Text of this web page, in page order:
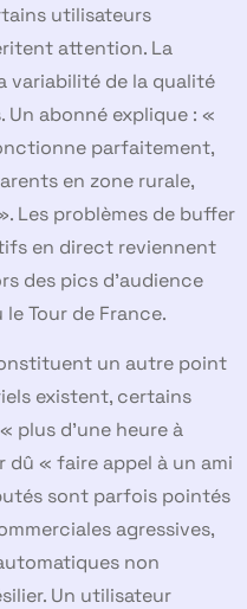
utilisateurs
attention. La
variabilité de la qualité
Un abonné explique : «
parfaitement,
en zone rurale,
Les problèmes de buffer
en direct reviennent
des pics d’audience
Tour de France.
un autre point
existent, certains
plus d’une heure à
« faire appel à un ami
sont parfois pointés
agressives,
non
Un utilisateur